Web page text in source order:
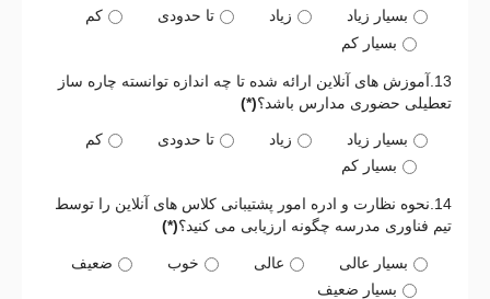
بسیار زیاد زیاد تا حدودی
کم
بسیار کم
13.آموزش های آنلاین ارائه شده تا چه اندازه توانسته چاره ساز
تعطیلی حضوری مدارس باشد؟(*)
بسیار زیاد زیاد تا حدودی
کم
بسیار کم
14.نحوه نظارت و ادره امور پشتیبانی کلاس های آنلاین را توسط
تیم فناوری مدرسه چگونه ارزیابی می کنید؟(*)
بسیار عالی عالی خوب
ضعیف
بسیار ضعیف